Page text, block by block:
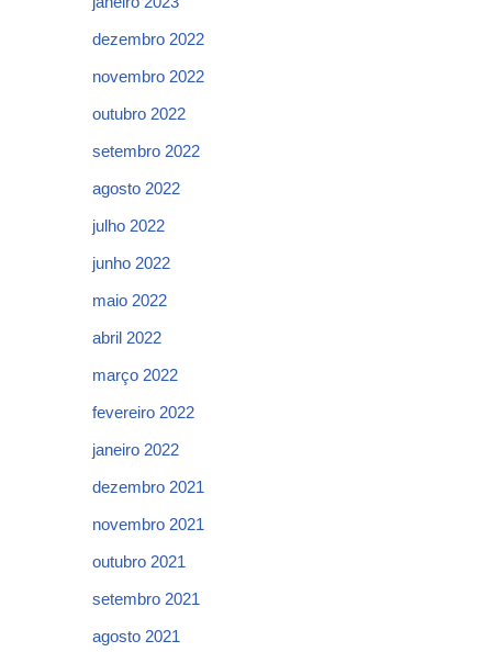
dezembro 2022
novembro 2022
outubro 2022
setembro 2022
agosto 2022
julho 2022
junho 2022
maio 2022
abril 2022
março 2022
fevereiro 2022
janeiro 2022
dezembro 2021
novembro 2021
outubro 2021
setembro 2021
agosto 2021